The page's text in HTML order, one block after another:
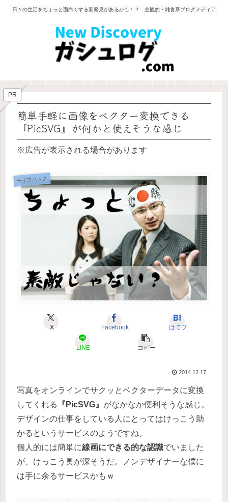
日々の生活をちょっと面白くする新発見があるかも！？ 主観的・雑食系ブログメディア
PR
簡単手軽に画像をベクター変換できる
『PicSVG』が何かと使えそうな感じ
※広告が表示される場合があります
ライフハック
X Facebook はてブ
LINE コピー
2014.12.17
写真をオンラインでサクッとベクターデータに変換
してくれる
『PicSVG』 がなかなか便利そうな感じ。
デザインの仕事をしている人にとってはけっこう助
かるというサービスのようですね。
個人的には簡単に線画にできる的な認識でいました
が、けっこう奥が深そうだ。ノンデザイナーな僕に
は手に余るサービスかもｗ